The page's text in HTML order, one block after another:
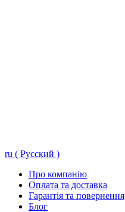
ru ( Русский )
Про компанію
Оплата та доставка
Гарантія та повернення
Блог